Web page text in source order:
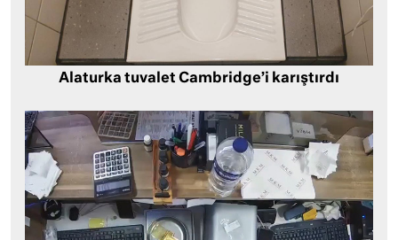
Alaturka tuvalet Cambridge’i karıştırdı